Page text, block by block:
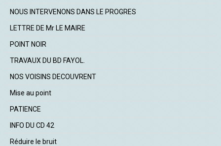
NOUS INTERVENONS DANS LE PROGRES
LETTRE DE Mr LE MAIRE
POINT NOIR
TRAVAUX DU BD FAYOL.
NOS VOISINS DECOUVRENT
Mise au point
PATIENCE
INFO DU CD 42
Réduire le bruit